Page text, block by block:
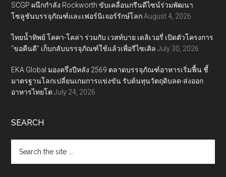
SCGP ผนึกกำลัง Rockworth ขับเคลื่อนกรีนดีไซน์ร่วมพัฒนา
โซลูชันบรรจุภัณฑ์และเฟอร์นิเจอร์รักษ์โลก August 4, 2026
ไทยน้ำทิพย์ โคคา-โคล่า ร่วมกับ เวสท์บาย เดลิเวอรี่ เปิดตัวโครงการ
“ขอคืนดี” เก็บกลับบรรจุภัณฑ์ใช้แล้วเพื่อรีไซเคิล July 30, 2026
EKA Global มองครึ่งปีหลัง 2569 ตลาดบรรจุภัณฑ์อาหารเริ่มฟื้น ชี้
มาตรฐานโลกเปลี่ยนเกมการแข่งขัน รับต้นทุนวัตถุดิบลด-ส่งออก
อาหารไทยโต July 24, 2026
SEARCH
the